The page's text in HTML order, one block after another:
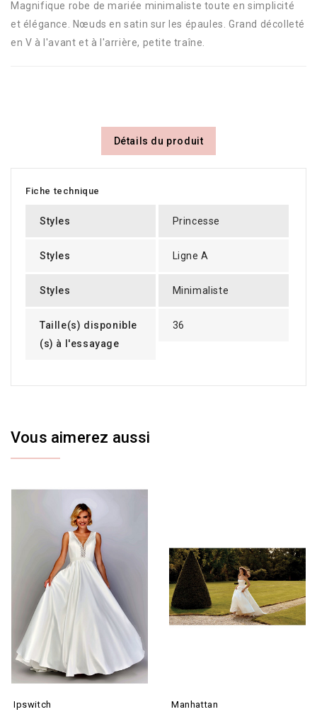
Magnifique robe de mariée minimaliste toute en simplicité
et élégance. Nœuds en satin sur les épaules. Grand décolleté
en V à l'avant et à l'arrière, petite traîne.
Détails du produit
Fiche technique
Styles Princesse
Styles Ligne A
Styles Minimaliste
Taille(s) disponible
(s) à l'essayage
36
Vous aimerez aussi
Ipswitch Manhattan